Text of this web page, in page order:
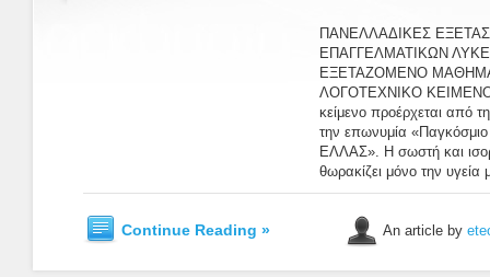
ΠΑΝΕΛΛΑΔΙΚΕΣ
ΕΠΑΓΓΕΛΜΑΤΙΚΩΝ
ΕΞΕΤΑΖΟΜΕΝΟ
ΛΟΓΟΤΕΧΝΙΚΟ ΚΕΙΜΕΝΟ
κείμενο προέρχεται από
την επωνυμία
ΕΛΛΑΣ». Η σωστή και
θωρακίζει μόνο την
Continue Reading » An article by